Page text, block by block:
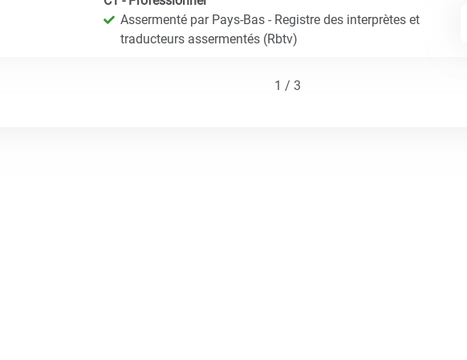
Assermenté par Pays-Bas - Registre des interprètes et
traducteurs assermentés (Rbtv)
1 / 3